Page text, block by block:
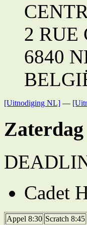
2 RUE
6840
[Uitnodiging NL] —
Zaterdag
Cadet
Appel 8:30 Scratch 8:45